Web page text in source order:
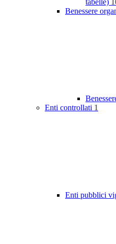
tabelle)
Benessere
Enti controllati 1
Enti pubblici